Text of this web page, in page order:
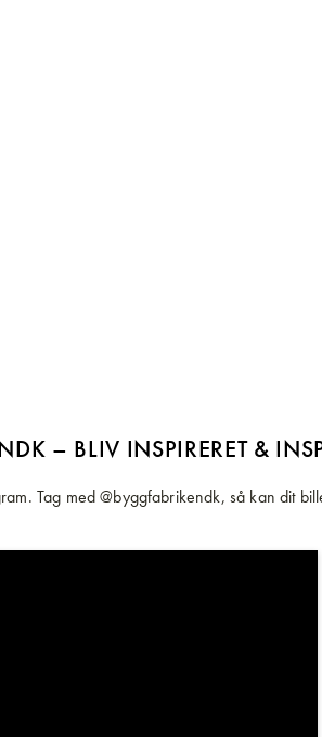
– BLIV INSPIRERET &
Tag med @byggfabrikendk, så kan dit